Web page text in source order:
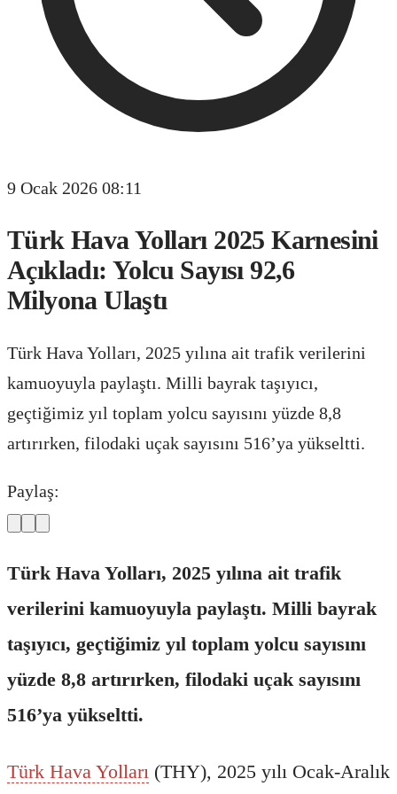
9 Ocak 2026 08:11
Türk Hava Yolları 2025 Karnesini
Açıkladı: Yolcu Sayısı 92,6
Milyona Ulaştı
Türk Hava Yolları, 2025 yılına ait trafik verilerini
kamuoyuyla paylaştı. Milli bayrak taşıyıcı,
geçtiğimiz yıl toplam yolcu sayısını yüzde 8,8
artırırken, filodaki uçak sayısını 516’ya yükseltti.
Paylaş:
Türk Hava Yolları, 2025 yılına ait trafik
verilerini kamuoyuyla paylaştı. Milli bayrak
taşıyıcı, geçtiğimiz yıl toplam yolcu sayısını
yüzde 8,8 artırırken, filodaki uçak sayısını
516’ya yükseltti.
Türk Hava Yolları (THY), 2025 yılı Ocak-Aralık